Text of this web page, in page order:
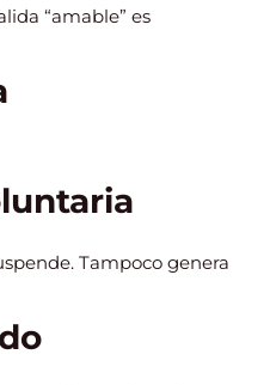
“amable” es
Tampoco genera